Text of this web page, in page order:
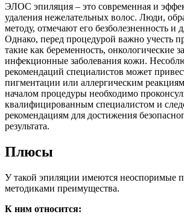
ЭЛОС эпиляция – это современная и
удаления нежелательных волос. Люди,
методу, отмечают его безболезненность и
Однако, перед процедурой важно учесть
такие как беременность, онкологические
инфекционные заболевания кожи.
рекомендаций специалистов может
пигментации или аллергическим
началом процедуры необходимо
квалифицированным специалистом и
рекомендациям для достижения
результата.
Плюсы
У такой эпиляции имеются неоспоримые
методиками преимущества.
К ним относится: